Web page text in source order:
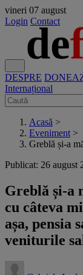
vineri 07 august
Login Contact
DESPRE
Internațional
Acasă >
Eveniment >
Greblă și-a
Publicat: 26 august
Greblă și-a
cu câteva
așa, pensia
veniturile